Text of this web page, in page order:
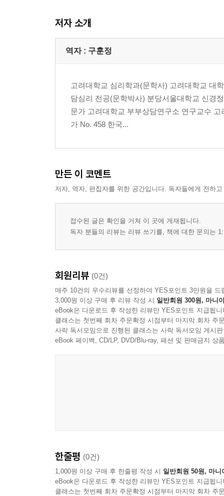
저자 소개
역자 : 구훈정
고려대학교 심리학과(문학사) 고려대학교 대
담심리 전공(문학박사) 분당서울대학교 신경
문가 고려대학교 부부상담연구소 연구교수
가 No. 458 한국...
만든 이 코멘트
저자, 역자, 편집자를 위한 공간입니다. 독자들에게 전하
접수된 글은 확인을 거쳐 이 곳에 게재됩니다.
독자 분들의 리뷰는 리뷰 쓰기를, 책에 대한 문의는
회원리뷰 (0건)
매주 10건의 우수리뷰를 선정하여 YES포인트 3만원을 드
3,000원 이상 구매 후 리뷰 작성 시 일반회원 300원, 마니
eBook은 다운로드 후 작성한 리뷰만 YES포인트 지급됩니
클래스는 첫번째 회차 주문확정 시점부터 마지막 회차 주
사락 독서모임으로 진행된 클래스는 사락 독서모임 게시
eBook 페이백, CD/LP, DVD/Blu-ray, 패션 및 판매금지 상
한줄평 (0건)
1,000원 이상 구매 후 한줄평 작성 시 일반회원 50원, 마니
eBook은 다운로드 후 작성한 리뷰만 YES포인트 지급됩니
클래스는 첫번째 회차 주문확정 시점부터 마지막 회차 주